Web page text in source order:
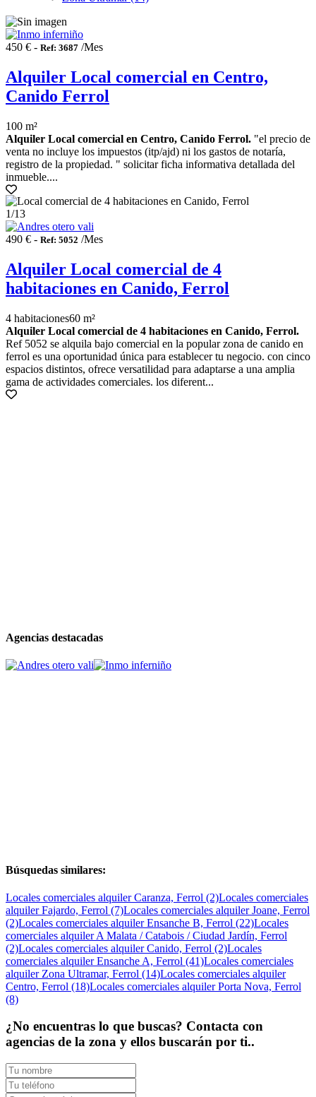
450 € - Ref: 3687 /Mes
Alquiler Local comercial en Centro,
Canido Ferrol
100 m²
Alquiler Local comercial en Centro, Canido Ferrol. "el precio de
venta no incluye los impuestos (itp/ajd) ni los gastos de notaría,
registro de la propiedad. " solicitar ficha informativa detallada del
inmueble....
1/13
490 € - Ref: 5052 /Mes
Alquiler Local comercial de 4
habitaciones en Canido, Ferrol
4 habitaciones60 m²
Alquiler Local comercial de 4 habitaciones en Canido, Ferrol.
Ref 5052 se alquila bajo comercial en la popular zona de canido en
ferrol es una oportunidad única para establecer tu negocio. con cinco
espacios distintos, ofrece versatilidad para adaptarse a una amplia
gama de actividades comerciales. los diferent...
Agencias destacadas
Búsquedas similares:
Locales comerciales alquiler Caranza, Ferrol (2)Locales comerciales
alquiler Fajardo, Ferrol (7)Locales comerciales alquiler Joane, Ferrol
(2)Locales comerciales alquiler Ensanche B, Ferrol (22)Locales
comerciales alquiler A Malata / Catabois / Ciudad Jardín, Ferrol
(2)Locales comerciales alquiler Canido, Ferrol (2)Locales
comerciales alquiler Ensanche A, Ferrol (41)Locales comerciales
alquiler Zona Ultramar, Ferrol (14)Locales comerciales alquiler
Centro, Ferrol (18)Locales comerciales alquiler Porta Nova, Ferrol
(8)
¿No encuentras lo que buscas? Contacta con
agencias de la zona y ellos buscarán por ti..